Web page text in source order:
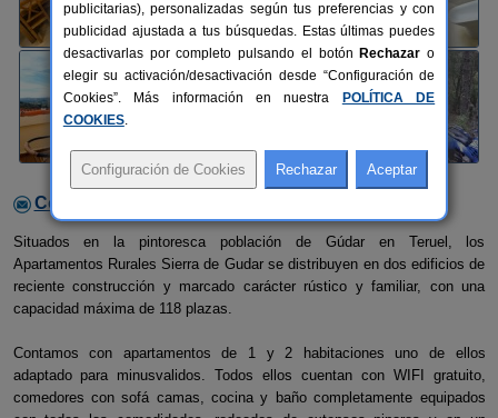
Contactar con el alojamiento
Situados en la pintoresca población de Gúdar en Teruel, los
Apartamentos Rurales Sierra de Gudar se distribuyen en dos edificios de
reciente construcción y marcado carácter rústico y familiar, con una
capacidad máxima de 118 plazas.
Contamos con apartamentos de 1 y 2 habitaciones uno de ellos
adaptado para minusvalidos. Todos ellos cuentan con WIFI gratuito,
comedores con sofá camas, cocina y baño completamente equipados
publicitarias), personalizadas según tus preferencias y con
publicidad ajustada a tus búsquedas. Estas últimas puedes
desactivarlas por completo pulsando el botón Rechazar o
elegir su activación/desactivación desde “Configuración de
Cookies”. Más información en nuestra
POLÍTICA DE
COOKIES.